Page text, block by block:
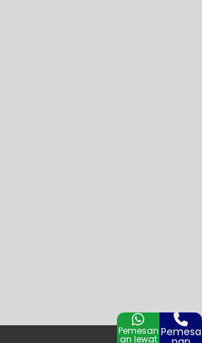
Pemesan
an lewat
Pemesa